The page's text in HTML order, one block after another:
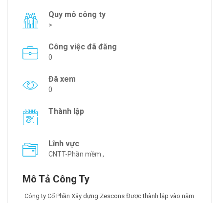
Quy mô công ty
>
Công việc đã đăng
0
Đã xem
0
Thành lập
Lĩnh vực
CNTT-Phần mềm ,
Mô Tả Công Ty
Công ty Cổ Phần Xây dựng Zescons Được thành lập vào năm